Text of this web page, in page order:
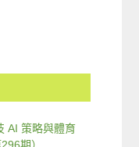
AI 策略與體育